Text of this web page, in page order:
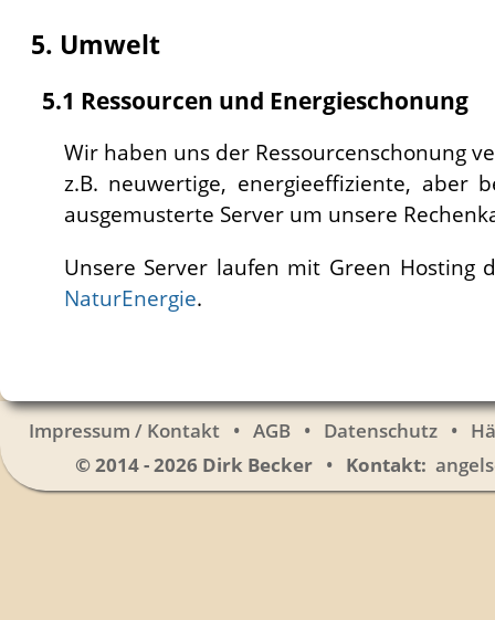
5. Umwelt
5.1 Ressourcen und Energieschonung
Wir haben uns der Ressourcenschonung
z.B. neuwertige, energieeffiziente, aber
ausgemusterte Server um unsere
Unsere Server laufen mit Green Hosting
NaturEnergie.
Impressum / Kontakt• AGB• Datenschutz•
© 2014 - 2026 Dirk Becker• Kontakt: